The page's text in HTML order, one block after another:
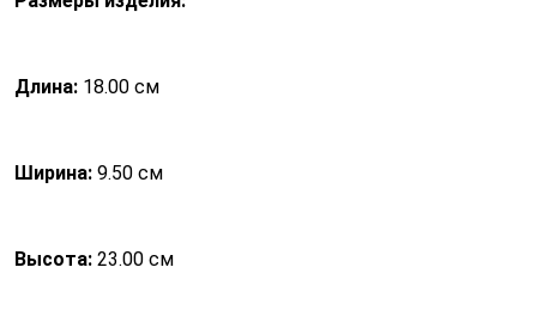
Длина: 18.00 см
Ширина: 9.50 см
Высота: 23.00 см